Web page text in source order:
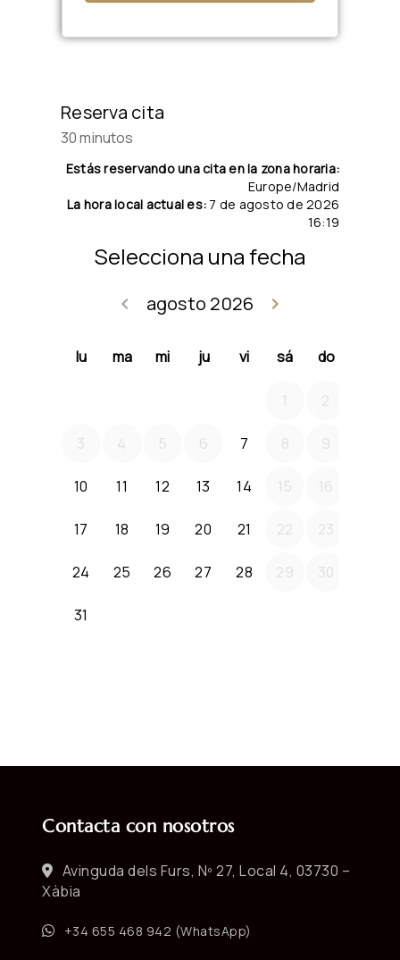
Contacta con nosotros
Avinguda dels Furs, Nº 27, Local 4, 03730 –
Xàbia
+34 655 468 942 (WhatsApp)